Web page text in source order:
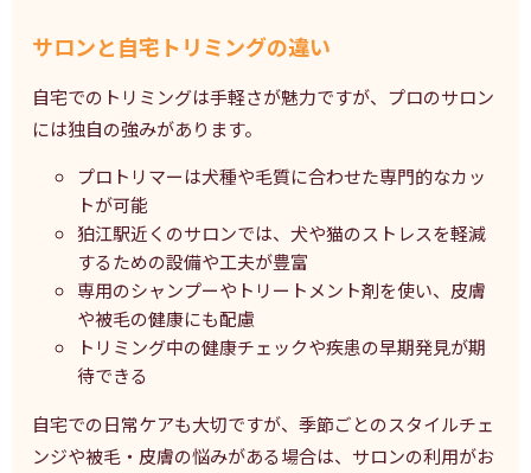
サロンと自宅トリミングの違い
自宅でのトリミングは手軽さが魅力ですが、プロのサロン
には独自の強みがあります。
プロトリマーは犬種や毛質に合わせた専門的なカッ
トが可能
狛江駅近くのサロンでは、犬や猫のストレスを軽減
するための設備や工夫が豊富
専用のシャンプーやトリートメント剤を使い、皮膚
や被毛の健康にも配慮
トリミング中の健康チェックや疾患の早期発見が期
待できる
自宅での日常ケアも大切ですが、季節ごとのスタイルチェ
ンジや被毛・皮膚の悩みがある場合は、サロンの利用がお